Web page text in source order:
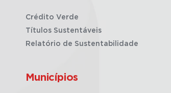
Crédito Verde
Títulos Sustentáveis
Relatório de Sustentabilidade
Municípios